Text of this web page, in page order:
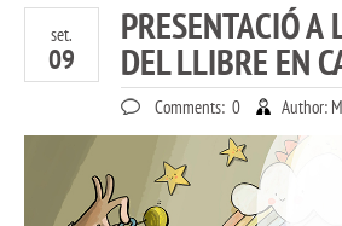
set.
09
PRESENTACIÓ
DEL LLIBRE EN
Comments: 0 Author: